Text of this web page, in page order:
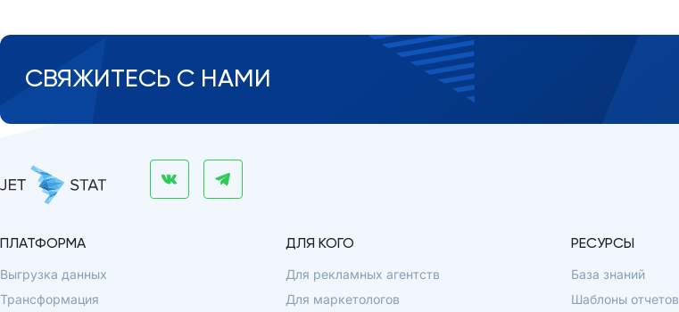
СВЯЖИТЕСЬ С НАМИ
ПЛАТФОРМА
Выгрузка данных
Трансформация
ДЛЯ КОГО
Для рекламных агентств
Для маркетологов
РЕСУРСЫ
База знаний
Шаблоны отчетов